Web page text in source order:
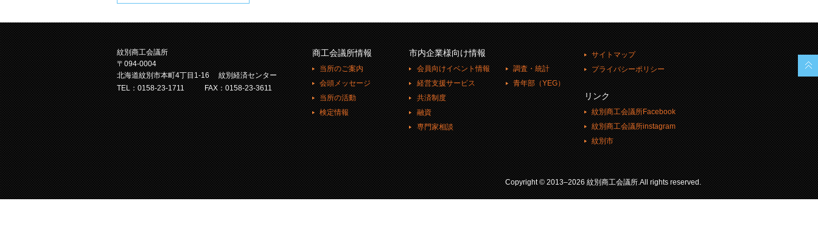
紋別商工会議所
〒094-0004
北海道紋別市本町4丁目1-16 紋別経済センター
TEL：0158-23-1711
FAX：0158-23-3611
商工会議所情報
当所のご案内
会頭メッセージ
当所の活動
検定情報
市内企業様向け情報
会員向けイベント情報
経営支援サービス
共済制度
融資
専門家相談
調査・統計
青年部（YEG）
サイトマップ
プライバシーポリシー
リンク
紋別商工会議所Facebook
紋別商工会議所instagram
紋別市
Copyright © 2013–2026 紋別商工会議所.All rights reserved.